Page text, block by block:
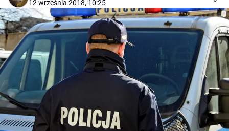
12 września 2018, 10:25